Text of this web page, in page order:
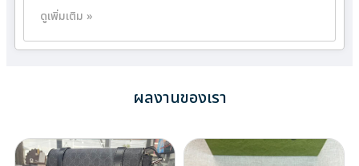
ดูเพิ่มเติม »
ผลงานของเรา